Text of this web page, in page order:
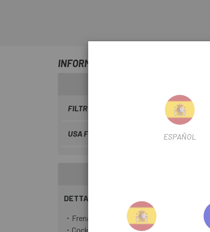
INFORMAZIONI SU KIT FRENO
FILTRO STAGIONALE
USA FILTRO
DETTAGLI
・Frenata più rapida con corsa libera più
・Cockpit ottimizzato e regolabile dal
ESPAÑOL